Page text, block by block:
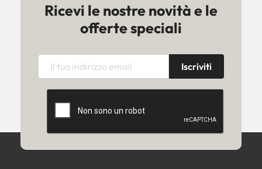
Ricevi le nostre novità e le
offerte speciali